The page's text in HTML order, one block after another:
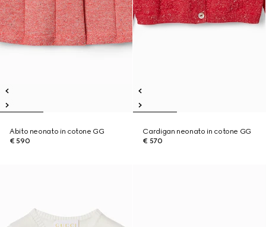
Abito neonato in cotone GG
€ 590
Cardigan neonato in cotone GG
€ 570